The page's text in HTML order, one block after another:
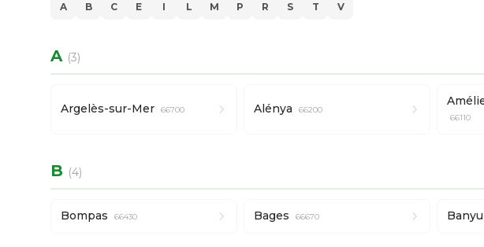
A B C E I L M P R S T V
A (3)
Argelès-sur-Mer 66700 Alénya 66200
66110
B (4)
Bompas 66430 Bages 66670